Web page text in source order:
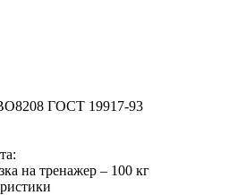
ГОСТ 19917-93
на тренажер – 100 кг